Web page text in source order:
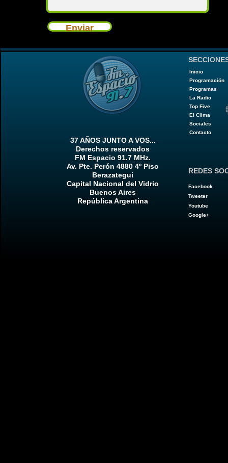
Enviar
37 AÑOS JUNTO A VOS...
Derechos reservados
FM Espacio 91.7 MHz.
Av. Pte. Perón 4880 4º Piso
Berazategui
Capital Nacional del Vidrio
Buenos Aires
República Argentina
REDES
Inicio
Programación
Programas
La Radio
Top Five
El Clima
Sociales
Contacto
Facebook
Tweeter
Youtube
Google+